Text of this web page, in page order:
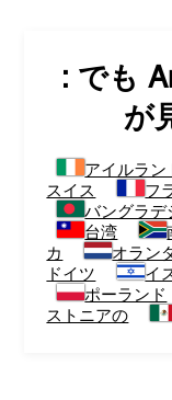
: でも
が
アイルラン
スイス
フ
バングラデ
台湾
カ
オラン
ドイツ
イ
ポーランド
ストニアの